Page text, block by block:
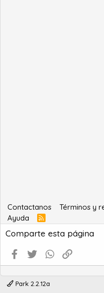
Contactanos Términos y
Ayuda
R
S
S
Comparte esta página
Facebook
Twitter WhatsApp
Park 2.2.12a